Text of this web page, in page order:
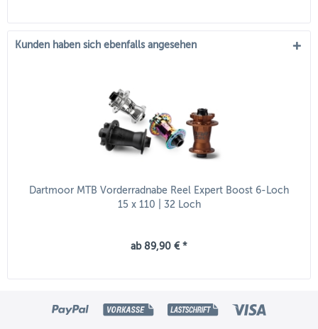
Kunden haben sich ebenfalls angesehen
Dartmoor MTB Vorderradnabe Reel Expert Boost 6-Loch
15 x 110 | 32 Loch
ab 89,90 € *